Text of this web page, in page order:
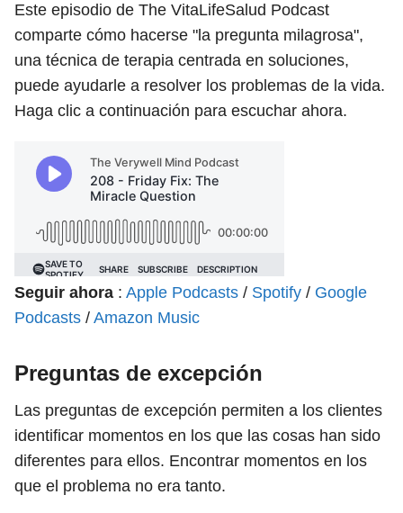
Este episodio de The VitaLifeSalud Podcast
comparte cómo hacerse "la pregunta milagrosa",
una técnica de terapia centrada en soluciones,
puede ayudarle a resolver los problemas de la vida.
Haga clic a continuación para escuchar ahora.
Seguir ahora : Apple Podcasts / Spotify / Google
Podcasts / Amazon Music
Preguntas de excepción
Las preguntas de excepción permiten a los clientes
identificar momentos en los que las cosas han sido
diferentes para ellos. Encontrar momentos en los
que el problema no era tanto.